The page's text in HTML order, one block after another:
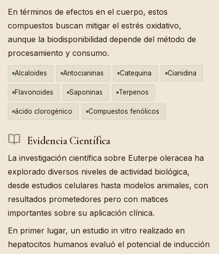
En términos de efectos en el cuerpo, estos
compuestos buscan mitigar el estrés oxidativo,
aunque la biodisponibilidad depende del método de
procesamiento y consumo.
Alcaloides Antocianinas Catequina Cianidina
Flavonoides Saponinas Terpenos
ácido clorogénico Compuestos fenólicos
Evidencia Científica
La investigación científica sobre Euterpe oleracea ha
explorado diversos niveles de actividad biológica,
desde estudios celulares hasta modelos animales, con
resultados prometedores pero con matices
importantes sobre su aplicación clínica.
En primer lugar, un estudio in vitro realizado en
hepatocitos humanos evaluó el potencial de inducción